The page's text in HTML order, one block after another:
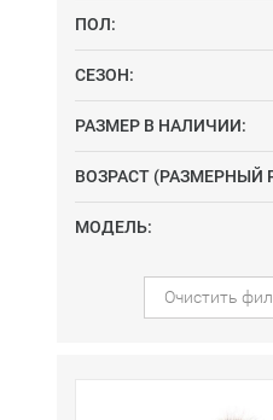
ПОЛ:
СЕЗОН:
РАЗМЕР В НАЛИЧИИ:
ВОЗРАСТ (РАЗМЕРНЫЙ
МОДЕЛЬ:
Очистить